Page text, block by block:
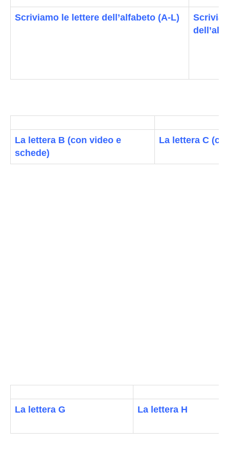
Scriviamo le lettere dell’alfabeto (A-L)
La lettera B (con video e
schede)
La lettera C
La lettera G La lettera H